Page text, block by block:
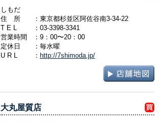
しもだ
住 所
：東京都杉並区阿佐谷南3-34-22
T E L
： 03-3398-3341
営業時間
：9：00〜20：00
定休日
：毎水曜
U R L
： http://7shimoda.jp/
大丸屋質店